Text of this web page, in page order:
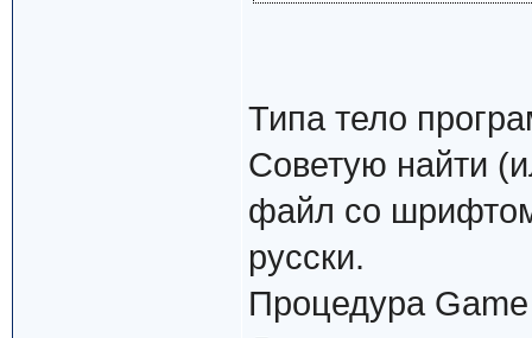
Типа тело
Советую найти
файл со
русски.
Процедура